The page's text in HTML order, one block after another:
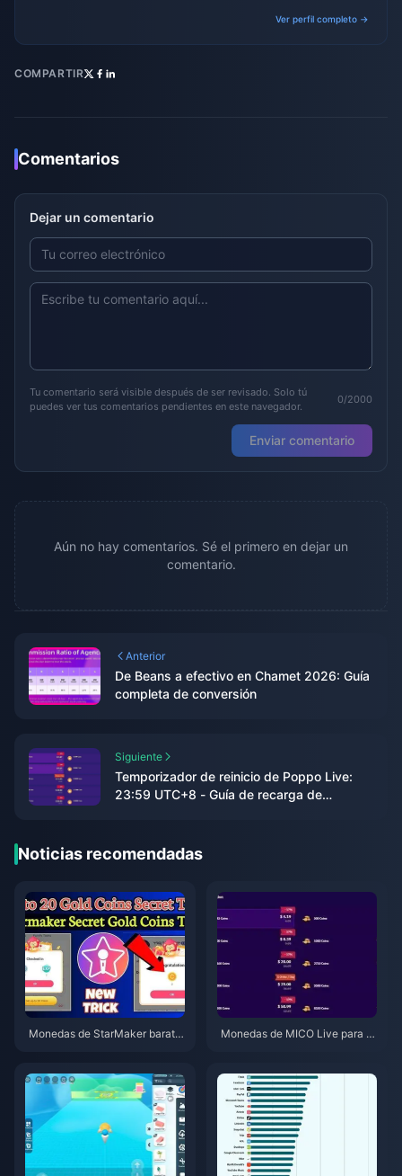
Ver perfil completo →
COMPARTIR
Comentarios
Dejar un comentario
Tu comentario será visible después de ser revisado. Solo tú
puedes ver tus comentarios pendientes en este navegador.
0/2000
Enviar comentario
Aún no hay comentarios. Sé el primero en dejar un
comentario.
Anterior
De Beans a efectivo en Chamet 2026: Guía
completa de conversión
Siguiente
Temporizador de reinicio de Poppo Live:
23:59 UTC+8 - Guía de recarga de
Noticias recomendadas
Monedas de StarMaker barata
ento)
Monedas de MICO Live para M